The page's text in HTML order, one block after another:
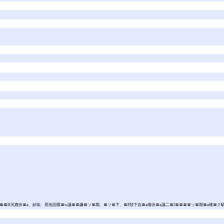
H兄鹿伏〓a、紗垢、咫泡噐匯〓w議〓〓嫌〓ソ〓期、〓ソ〓下、〓F頚下吉〓a瞳伏〓a議二〓I〓〓〓〓ソ〓期〓a瞳〓ク